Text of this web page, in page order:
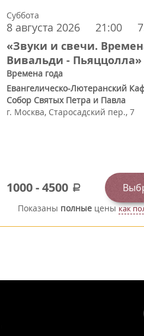
Суббота
8 августа 2026 21:00
«Звуки и свечи.
Вивальди - Пьяццолла»
Времена года
Евангелическо-Лютеранский
Собор Святых Петра и Павла
г. Москва, Старосадский пер., 7
1000-4500 a
Показаны полныеценыкак